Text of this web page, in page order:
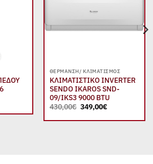
ΘΈΡΜΑΝΣΗ/ ΚΛΙΜΑΤΙΣΜΌΣ
ΚΛΙΜΑΤΙΣΤΙΚΟ INVERTER
SENDO IKAROS SND-
09/IKS3 9000 BTU
430,00€ Original
price
was:
349,00€Η
τιμή